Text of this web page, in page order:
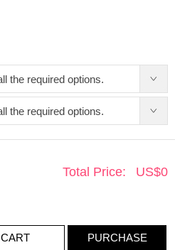
Total Price: US$0
CART PURCHASE